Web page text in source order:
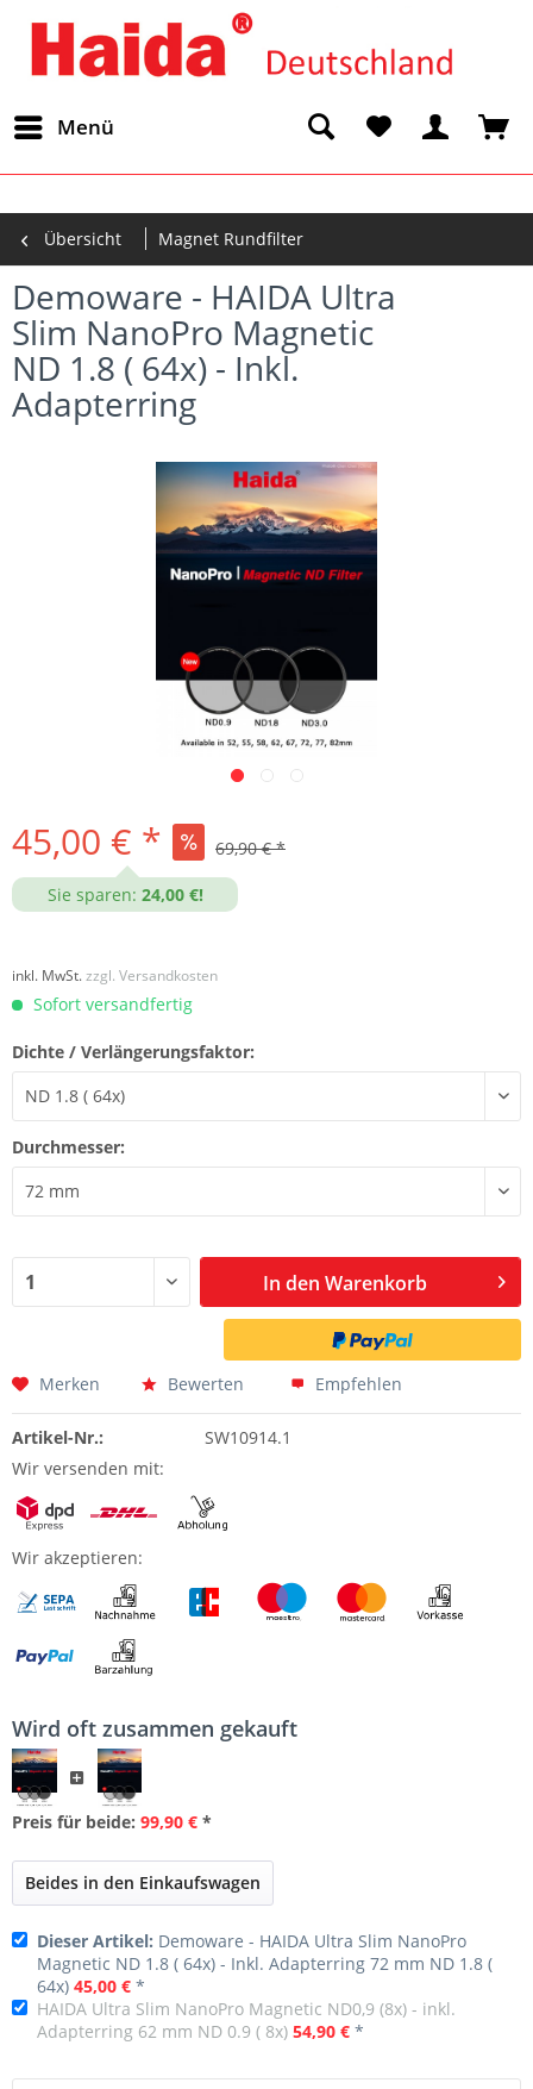
Menü
Übersicht Magnet Rundfilter
Demoware - HAIDA Ultra
Slim NanoPro Magnetic
ND 1.8 ( 64x) - Inkl.
Adapterring
45,00 € * 69,90 € *
Sie sparen: 24,00 €!
inkl. MwSt.zzgl. Versandkosten
Sofort versandfertig
Dichte / Verlängerungsfaktor:
Durchmesser:
In den Warenkorb
Merken Bewerten Empfehlen
Artikel-Nr.:
SW10914.1
Wir versenden mit:
Wir akzeptieren:
Wird oft zusammen gekauft
Preis für beide: 99,90 € *
Beides in den Einkaufswagen
Dieser Artikel: Demoware - HAIDA Ultra Slim NanoPro
Magnetic ND 1.8 ( 64x) - Inkl. Adapterring 72 mm ND 1.8 (
64x) 45,00 € *
HAIDA Ultra Slim NanoPro Magnetic ND0,9 (8x) - inkl.
Adapterring 62 mm ND 0.9 ( 8x) 54,90 € *